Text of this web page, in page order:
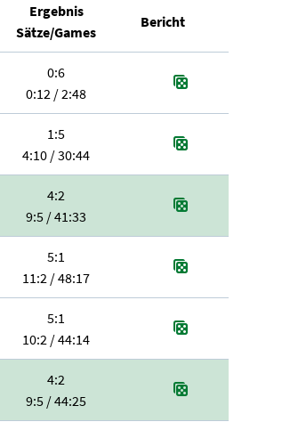
Ergebnis
Sätze/Games
Bericht
0:6
0:12 / 2:48
1:5
4:10 / 30:44
4:2
9:5 / 41:33
5:1
11:2 / 48:17
5:1
10:2 / 44:14
4:2
9:5 / 44:25